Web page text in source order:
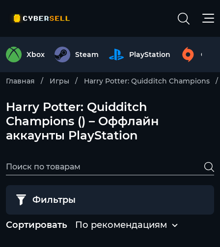
Xbox Steam PlayStation
Главная Игры Harry Potter: Quidditch Champions
Harry Potter: Quidditch
Champions () – Оффлайн
аккаунты PlayStation
Фильтры
Сортировать По рекомендациям